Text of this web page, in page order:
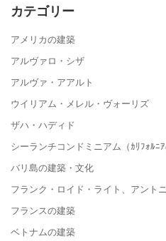
カテゴリー
アメリカの建築
アルヴァロ・シザ
アルヴァ・アアルト
ウイリアム・メレル・ヴォーリズ
ザハ・ハディド
シーランチコンドミニアム（ｶﾘﾌｫﾙﾆ
バリ島の建築・文化
フランク・ロイド・ライト、アント
フランスの建築
ベトナムの建築